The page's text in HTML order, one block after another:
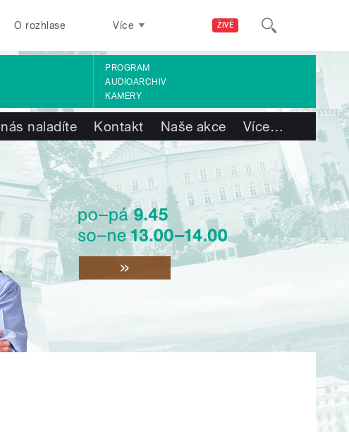
ŽIVĚ
O rozhlase Více
PROGRAM
AUDIOARCHIV
KAMERY
naladíte Kontakt Naše akce Více…